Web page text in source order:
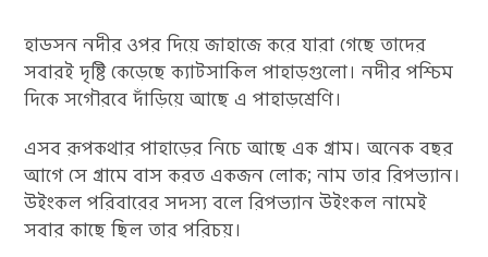
হাডসন নদীর ওপর দিয়ে জাহাজে করে যারা গেছে তাদের
সবারই দৃষ্টি কেড়েছে ক্যাটসাকিল পাহাড়গুলো। নদীর পশ্চিম
দিকে সগৌরবে দাঁড়িয়ে আছে এ পাহাড়শ্রেণি।
এসব রূপকথার পাহাড়ের নিচে আছে এক গ্রাম। অনেক বছর
আগে সে গ্রামে বাস করত একজন লোক; নাম তার রিপভ্যান।
উইংকল পরিবারের সদস্য বলে রিপভ্যান উইংকল নামেই
সবার কাছে ছিল তার পরিচয়।